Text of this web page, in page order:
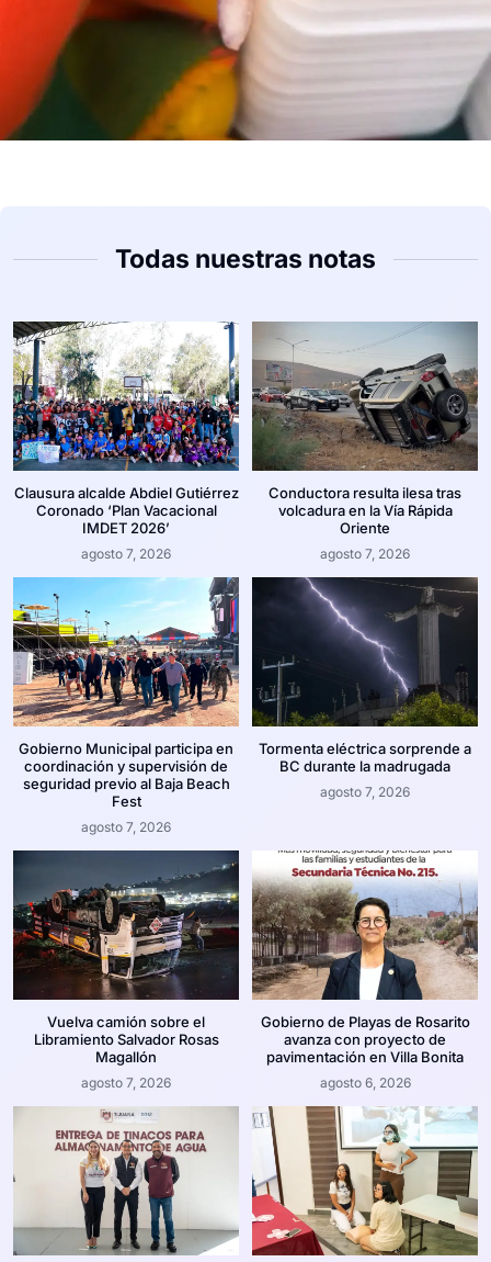
Todas nuestras notas
Clausura alcalde Abdiel Gutiérrez
Coronado ‘Plan Vacacional
IMDET 2026’
agosto 7, 2026
Conductora resulta ilesa tras
volcadura en la Vía Rápida
Oriente
agosto 7, 2026
Gobierno Municipal participa en
coordinación y supervisión de
seguridad previo al Baja Beach
Fest
agosto 7, 2026
Tormenta eléctrica sorprende a
BC durante la madrugada
agosto 7, 2026
Vuelva camión sobre el
Libramiento Salvador Rosas
Magallón
agosto 7, 2026
Gobierno de Playas de Rosarito
avanza con proyecto de
pavimentación en Villa Bonita
agosto 6, 2026